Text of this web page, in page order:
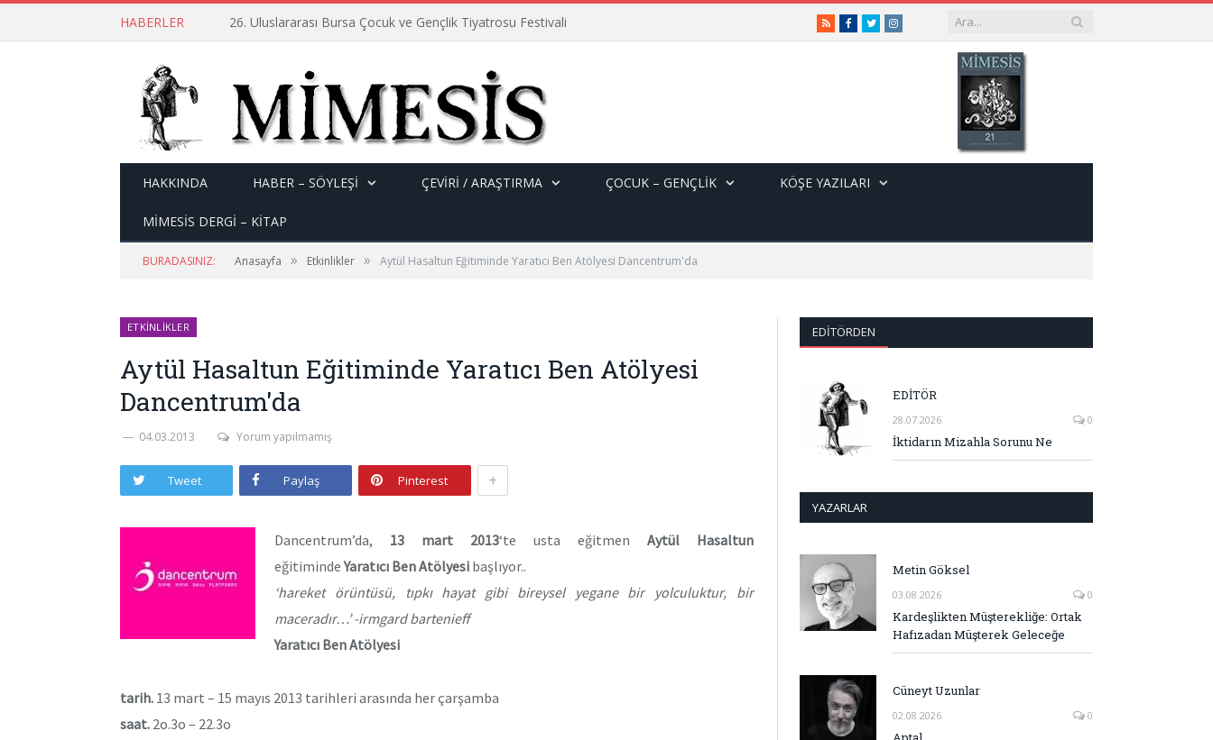
HABERLER 26. Uluslararası Bursa Çocuk ve Gençlik Tiyatrosu Festivali RSSFacebook
TwitterInstagram
HAKKINDA HABER – SÖYLEŞI ÇEVİRİ / ARAŞTIRMA ÇOCUK – GENÇLIK KÖŞE YAZILARI
MİMESİS DERGİ – KİTAP
BURADASINIZ: Anasayfa » Etkinlikler » Aytül Hasaltun Eğitiminde Yaratıcı Ben Atölyesi Dancentrum'da
ETKINLIKLER
Aytül Hasaltun Eğitiminde Yaratıcı Ben Atölyesi
Dancentrum'da
04.03.2013 Yorum yapılmamış
Tweet Paylaş Pinterest +
Dancentrum’da, 13 mart 2013‘te usta eğitmen Aytül Hasaltun
eğitimindeYaratıcı Ben Atölyesi başlıyor..
‘hareket örüntüsü, tıpkı hayat gibi bireysel yegane bir yolculuktur, bir
maceradır…’ -irmgard bartenieff
Yaratıcı Ben Atölyesi
tarih. 13 mart – 15 mayıs 2013 tarihleri arasında her çarşamba
saat. 2o.3o – 22.3o
EDITÖRDEN
EDİTÖR
28.07.2026 0
İktidarın Mizahla Sorunu Ne
YAZARLAR
Metin Göksel
03.08.2026 0
Kardeşlikten Müşterekliğe: Ortak
Hafızadan Müşterek Geleceğe
Cüneyt Uzunlar
02.08.2026 0